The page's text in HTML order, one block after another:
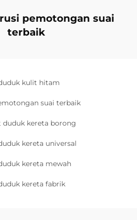
pemotongan suai
terbaik
kulit hitam
suai terbaik
kereta borong
kereta universal
kereta mewah
kereta fabrik